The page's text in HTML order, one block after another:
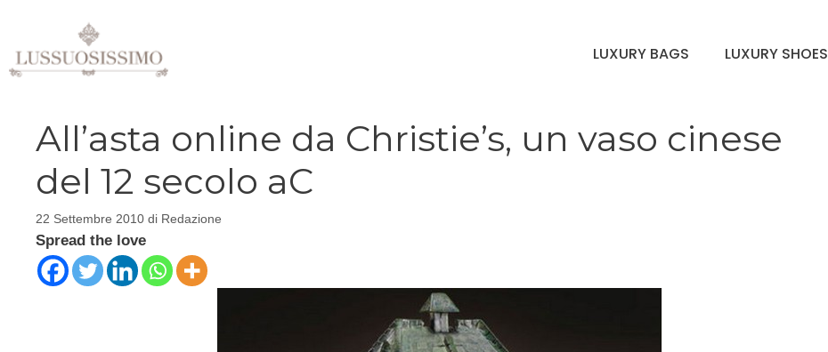
contenuto
LUXURY BAGS LUXURY SHOES
All’asta online da Christie’s, un vaso cinese
del 12 secolo aC
22 Settembre 2010 di Redazione
Spread the love